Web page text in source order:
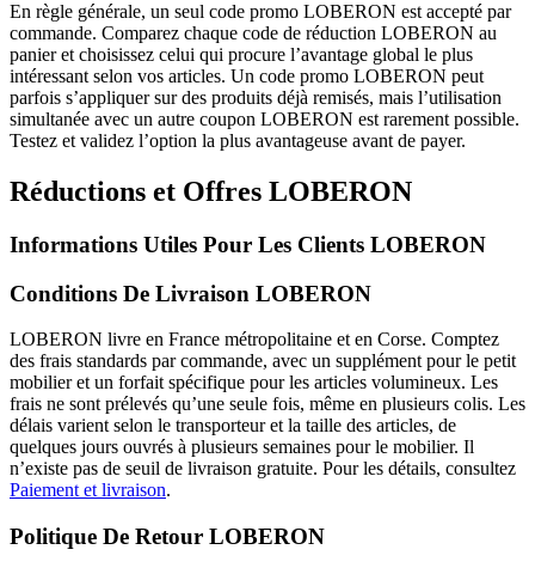
En règle générale, un seul code promo LOBERON est accepté par
commande. Comparez chaque code de réduction LOBERON au
panier et choisissez celui qui procure l’avantage global le plus
intéressant selon vos articles. Un code promo LOBERON peut
parfois s’appliquer sur des produits déjà remisés, mais l’utilisation
simultanée avec un autre coupon LOBERON est rarement possible.
Testez et validez l’option la plus avantageuse avant de payer.
Réductions et Offres LOBERON
Informations Utiles Pour Les Clients LOBERON
Conditions De Livraison LOBERON
LOBERON livre en France métropolitaine et en Corse. Comptez
des frais standards par commande, avec un supplément pour le petit
mobilier et un forfait spécifique pour les articles volumineux. Les
frais ne sont prélevés qu’une seule fois, même en plusieurs colis. Les
délais varient selon le transporteur et la taille des articles, de
quelques jours ouvrés à plusieurs semaines pour le mobilier. Il
n’existe pas de seuil de livraison gratuite. Pour les détails, consultez
Paiement et livraison.
Politique De Retour LOBERON